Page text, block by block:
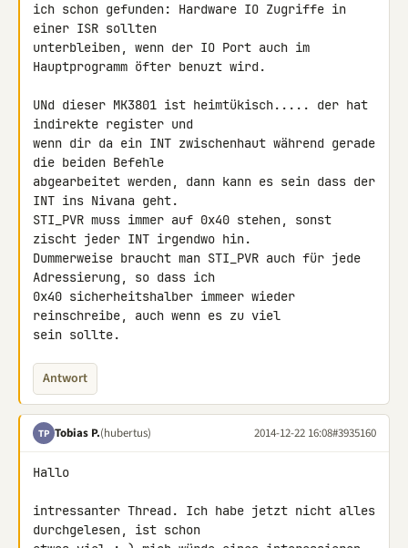
ich schon gefunden: Hardware IO Zugriffe in
einer ISR sollten
unterbleiben, wenn der IO Port auch im
Hauptprogramm öfter benuzt wird.
UNd dieser MK3801 ist heimtükisch..... der hat
indirekte register und
wenn dir da ein INT zwischenhaut während gerade
die beiden Befehle
abgearbeitet werden, dann kann es sein dass der
INT ins Nivana geht.
STI_PVR muss immer auf 0x40 stehen, sonst
zischt jeder INT irgendwo hin.
Dummerweise braucht man STI_PVR auch für jede
Adressierung, so dass ich
0x40 sicherheitshalber immeer wieder
reinschreibe, auch wenn es zu viel
sein sollte.
Antwort
TP Tobias P.(hubertus) 2014-12-22 16:08#3935160
Hallo
intressanter Thread. Ich habe jetzt nicht alles
durchgelesen, ist schon